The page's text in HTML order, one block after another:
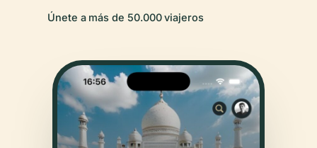
Únete a más de 50.000 viajeros